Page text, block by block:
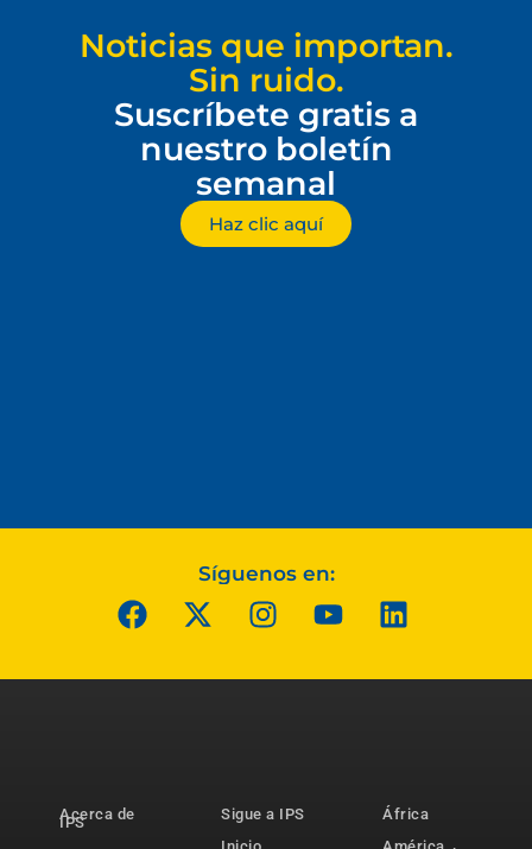
Noticias que importan.
Sin ruido.
Suscríbete gratis a
nuestro boletín
semanal
Haz clic aquí
Síguenos en:
Acerca de
IPS
Sigue a IPS
África